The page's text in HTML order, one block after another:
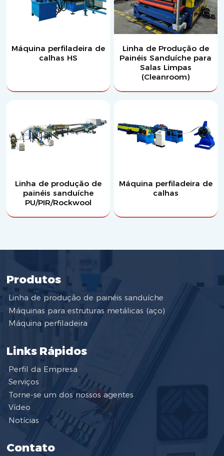
Máquina perfiladeira de
calhas HS
Linha de Produção de
Painéis Sanduíche para
Salas Limpas
(Cleanroom)
Linha de produção de
painéis sanduíche
PU/PIR/Rockwool
Máquina perfiladeira de
calhas
Produtos
Linha de produção de painéis sanduíche
Máquinas para estruturas metálicas (aço)
Máquina perfiladeira
Links Rápidos
Perfil da Empresa
Serviços
Torne-se um dos nossos agentes
Vídeo
Notícias
Contato